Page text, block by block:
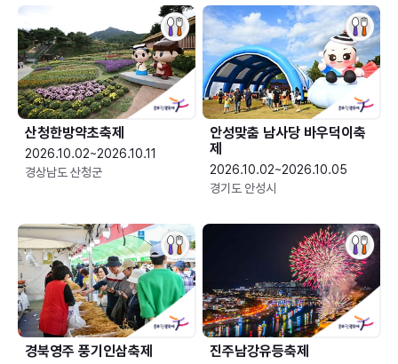
산청한방약초축제
2026.10.02~2026.10.11
경상남도 산청군
안성맞춤 남사당 바우덕이축
제
2026.10.02~2026.10.05
경기도 안성시
경북영주 풍기인삼축제 진주남강유등축제